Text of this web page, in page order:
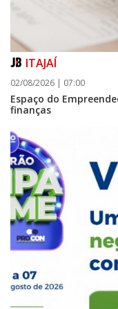
ITAJAÍ
02/08/2026 | 07:00
Espaço do
finanças